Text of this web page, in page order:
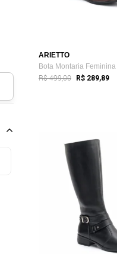
ARIETTO
R$ 499,00 R$ 289,89